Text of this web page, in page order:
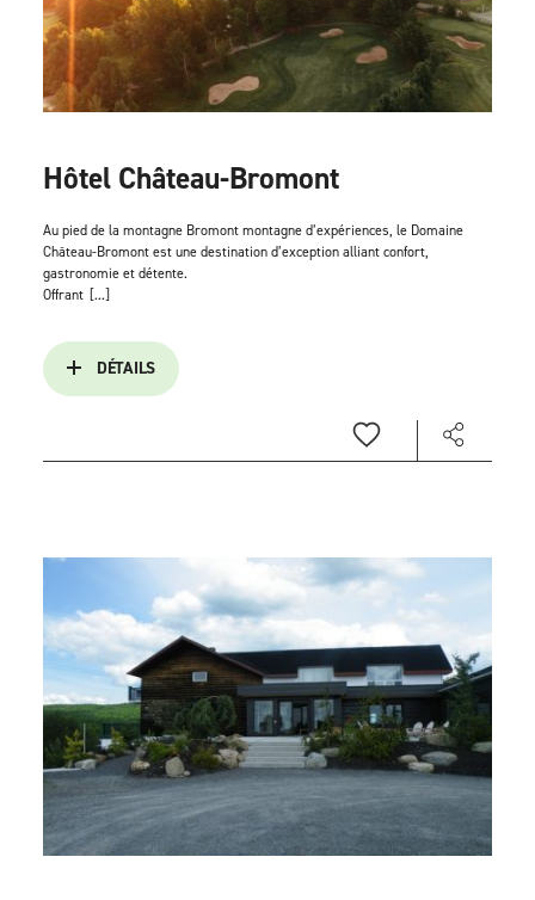
Hôtel Château-Bromont
Au pied de la montagne Bromont montagne d’expériences, le Domaine
Château-Bromont est une destination d’exception alliant confort,
gastronomie et détente.
Offrant [...]
DÉTAILS